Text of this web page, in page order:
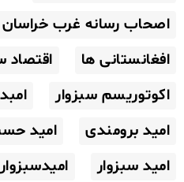
اصحاب رسانه غرب خراسان
افغانستانی ها
اقتصاد
اکوتوریسم سبزوار
امید برومندی
امید
امید سبزوار
امیدسبزوار